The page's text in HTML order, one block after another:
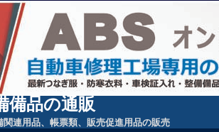
備品の通販
連用品、帳票類、販売促進用品の販売